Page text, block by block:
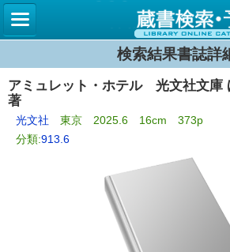
検索結果書誌詳
アミュレット・ホテル 光文社文
著
光文社 東京 2025.6 16cm 373p
分類:913.6